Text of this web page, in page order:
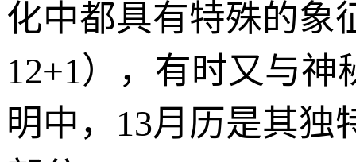
化中都具有特殊的象
12+1），有时又与
明中，13月历是其独